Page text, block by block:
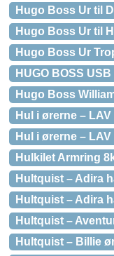
Hugo Boss Ur til
Hugo Boss Ur til
Hugo Boss Ur
HUGO BOSS
Hugo Boss
Hul i ørerne –
Hul i ørerne –
Hulkilet Armring
Hultquist – Adira
Hultquist – Adira
Hultquist –
Hultquist – Billie